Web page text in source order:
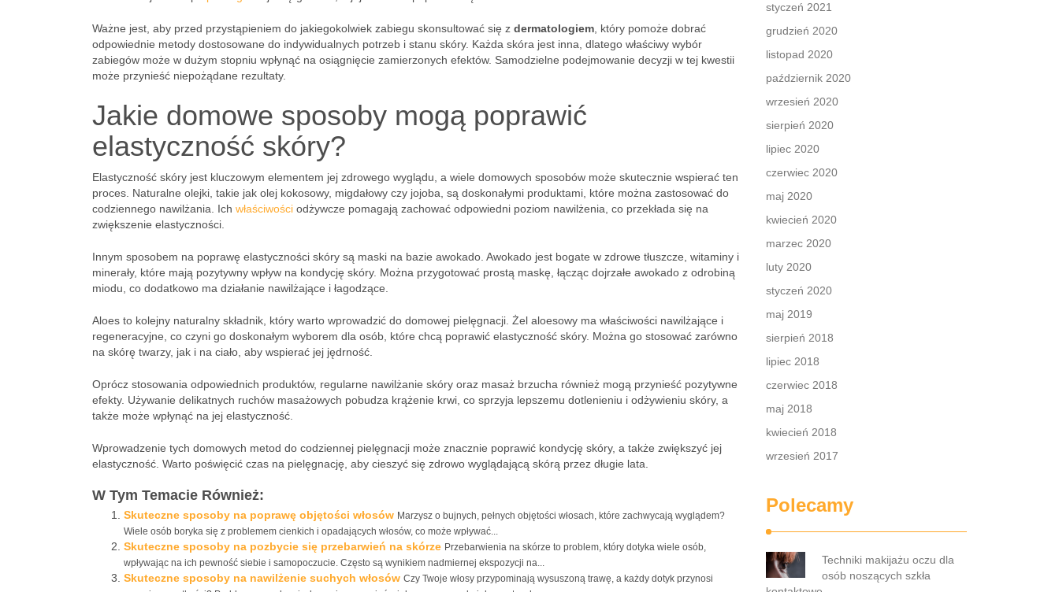
Ważne jest, aby przed przystąpieniem do jakiegokolwiek zabiegu skonsultować się z dermatologiem , który pomoże dobrać
odpowiednie metody dostosowane do indywidualnych potrzeb i stanu skóry. Każda skóra jest inna, dlatego właściwy wybór
zabiegów może w dużym stopniu wpłynąć na osiągnięcie zamierzonych efektów. Samodzielne podejmowanie decyzji w tej kwestii
może przynieść niepożądane rezultaty.
Jakie domowe sposoby mogą poprawić
elastyczność skóry?
Elastyczność skóry jest kluczowym elementem jej zdrowego wyglądu, a wiele domowych sposobów może skutecznie wspierać ten
proces. Naturalne olejki, takie jak olej kokosowy, migdałowy czy jojoba, są doskonałymi produktami, które można zastosować do
codziennego nawilżania. Ich właściwości odżywcze pomagają zachować odpowiedni poziom nawilżenia, co przekłada się na
zwiększenie elastyczności.
Innym sposobem na poprawę elastyczności skóry są maski na bazie awokado. Awokado jest bogate w zdrowe tłuszcze, witaminy i
minerały, które mają pozytywny wpływ na kondycję skóry. Można przygotować prostą maskę, łącząc dojrzałe awokado z odrobiną
miodu, co dodatkowo ma działanie nawilżające i łagodzące.
Aloes to kolejny naturalny składnik, który warto wprowadzić do domowej pielęgnacji. Żel aloesowy ma właściwości nawilżające i
regeneracyjne, co czyni go doskonałym wyborem dla osób, które chcą poprawić elastyczność skóry. Można go stosować zarówno
na skórę twarzy, jak i na ciało, aby wspierać jej jędrność.
Oprócz stosowania odpowiednich produktów, regularne nawilżanie skóry oraz masaż brzucha również mogą przynieść pozytywne
efekty. Używanie delikatnych ruchów masażowych pobudza krążenie krwi, co sprzyja lepszemu dotlenieniu i odżywieniu skóry, a
także może wpłynąć na jej elastyczność.
Wprowadzenie tych domowych metod do codziennej pielęgnacji może znacznie poprawić kondycję skóry, a także zwiększyć jej
elastyczność. Warto poświęcić czas na pielęgnację, aby cieszyć się zdrowo wyglądającą skórą przez długie lata.
W Tym Temacie Również:
Skuteczne sposoby na poprawę objętości włosów Marzysz o bujnych, pełnych objętości włosach, które zachwycają wyglądem?
Wiele osób boryka się z problemem cienkich i opadających włosów, co może wpływać...
Skuteczne sposoby na pozbycie się przebarwień na skórze Przebarwienia na skórze to problem, który dotyka wiele osób,
wpływając na ich pewność siebie i samopoczucie. Często są wynikiem nadmiernej ekspozycji na...
Skuteczne sposoby na nawilżenie suchych włosów Czy Twoje włosy przypominają wysuszoną trawę, a każdy dotyk przynosi
styczeń 2021
grudzień 2020
listopad 2020
październik 2020
wrzesień 2020
sierpień 2020
lipiec 2020
czerwiec 2020
maj 2020
kwiecień 2020
marzec 2020
luty 2020
styczeń 2020
maj 2019
sierpień 2018
lipiec 2018
czerwiec 2018
maj 2018
kwiecień 2018
wrzesień 2017
Polecamy
Techniki makijażu oczu dla
osób noszących szkła